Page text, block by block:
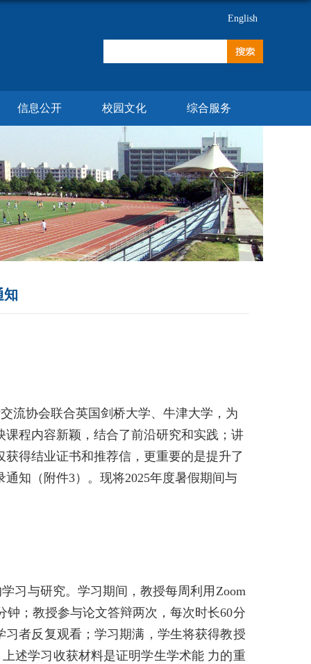
English
信息公开 校园文化 综合服务
知
流协会联合英国剑桥大学、牛津大学，为
课程内容新颖，结合了前沿研究和实践；讲
得结业证书和推荐信，更重要的是提升了
通知（附件3）。现将2025年度暑假期间与
习与研究。学习期间，教授每周利用 Zoom
钟；教授参与论文答辩两次，每次时长60分
者反复观看；学习期满，学生将获得教授
述学习收获材料是证明学生学术能 力的重